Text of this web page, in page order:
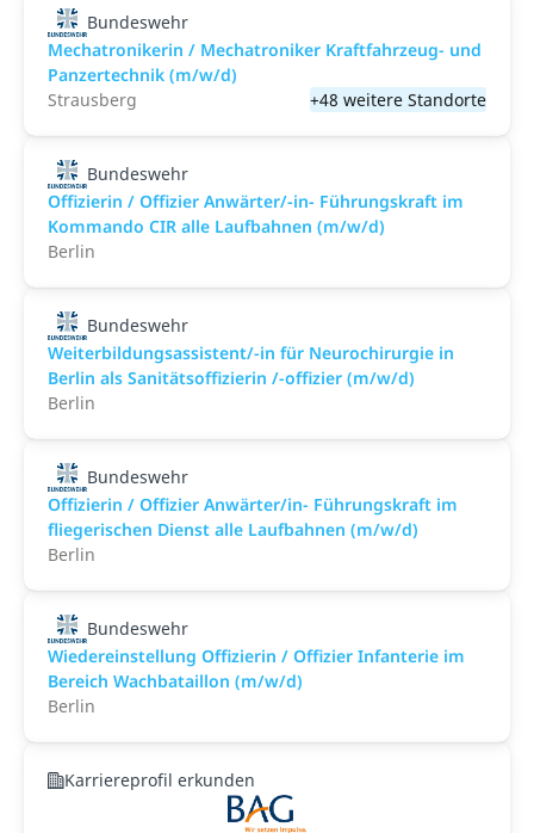
Bundeswehr
Mechatronikerin / Mechatroniker Kraftfahrzeug- und
Panzertechnik (m/w/d)
Strausberg
+48 weitere Standorte
Bundeswehr
Offizierin / Offizier Anwärter/-in- Führungskraft im
Kommando CIR alle Laufbahnen (m/w/d)
Berlin
Bundeswehr
Weiterbildungsassistent/-in für Neurochirurgie in
Berlin als Sanitätsoffizierin /-offizier (m/w/d)
Berlin
Bundeswehr
Offizierin / Offizier Anwärter/in- Führungskraft im
fliegerischen Dienst alle Laufbahnen (m/w/d)
Berlin
Bundeswehr
Wiedereinstellung Offizierin / Offizier Infanterie im
Bereich Wachbataillon (m/w/d)
Berlin
Karriereprofil erkunden